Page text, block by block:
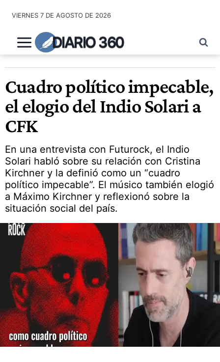
contenido
VIERNES 7 DE AGOSTO DE 2026
DIARIO 360
Cuadro político impecable,
el elogio del Indio Solari a
CFK
En una entrevista con Futurock, el Indio
Solari habló sobre su relación con Cristina
Kirchner y la definió como un “cuadro
político impecable”. El músico también elogió
a Máximo Kirchner y reflexionó sobre la
situación social del país.